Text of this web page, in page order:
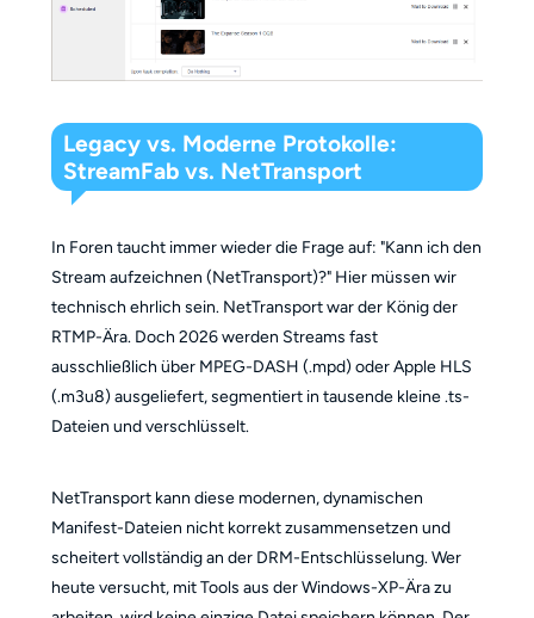
Legacy vs. Moderne Protokolle:
StreamFab vs. NetTransport
In Foren taucht immer wieder die Frage auf: "Kann ich den
Stream aufzeichnen (NetTransport)?" Hier müssen wir
technisch ehrlich sein. NetTransport war der König der
RTMP-Ära. Doch 2026 werden Streams fast
ausschließlich über MPEG-DASH (.mpd) oder Apple HLS
(.m3u8) ausgeliefert, segmentiert in tausende kleine .ts-
Dateien und verschlüsselt.
NetTransport kann diese modernen, dynamischen
Manifest-Dateien nicht korrekt zusammensetzen und
scheitert vollständig an der DRM-Entschlüsselung. Wer
heute versucht, mit Tools aus der Windows-XP-Ära zu